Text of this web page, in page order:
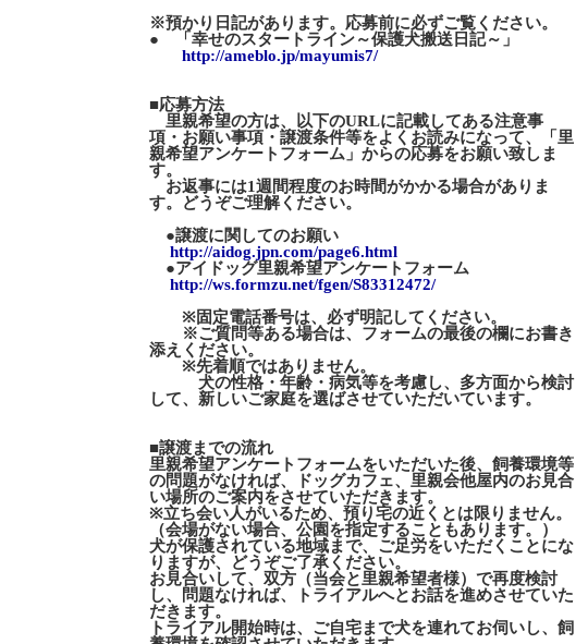
※預かり日記があります。応募前に必ずご覧ください。
● 「幸せのスタートライン～保護犬搬送日記～」
http://ameblo.jp/mayumis7/
■応募方法
里親希望の方は、以下のURLに記載してある注意事
項・お願い事項・譲渡条件等をよくお読みになって、「里
親希望アンケートフォーム」からの応募をお願い致しま
す。
お返事には1週間程度のお時間がかかる場合がありま
す。どうぞご理解ください。
●譲渡に関してのお願い
http://aidog.jpn.com/page6.html
●アイドッグ里親希望アンケートフォーム
http://ws.formzu.net/fgen/S83312472/
※固定電話番号は、必ず明記してください。
※ご質問等ある場合は、フォームの最後の欄にお書き
添えください。
※先着順ではありません。
犬の性格・年齢・病気等を考慮し、多方面から検討
して、新しいご家庭を選ばさせていただいています。
■譲渡までの流れ
里親希望アンケートフォームをいただいた後、飼養環境等
の問題がなければ、ドッグカフェ、里親会他屋内のお見合
い場所のご案内をさせていただきます。
※立ち会い人がいるため、預り宅の近くとは限りません。
（会場がない場合、公園を指定することもあります。）
犬が保護されている地域まで、ご足労をいただくことにな
りますが、どうぞご了承ください。
お見合いして、双方（当会と里親希望者様）で再度検討
し、問題なければ、トライアルへとお話を進めさせていた
だきます。
トライアル開始時は、ご自宅まで犬を連れてお伺いし、飼